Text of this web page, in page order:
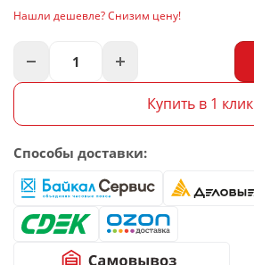
Нашли дешевле? Снизим цену!
Купить в 1 клик
Способы доставки: